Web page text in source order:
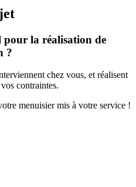
pour la réalisation de
?
chez vous, et réalisent
contraintes.
menuisier mis à votre service !